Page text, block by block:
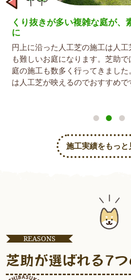
多い複雑な庭が、素敵なお庭
た人工芝の施工は人工芝専門店で
庭になります。芝助では複雑なお
数多く行ってきました。複雑な庭
映えるのでおすすめです。
施工実績をもっと
REASONS
芝助が選ばれる7